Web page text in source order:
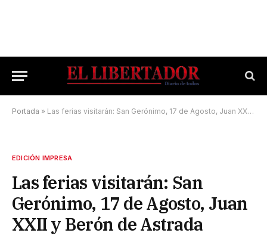
Portada » Las ferias visitarán: San Gerónimo, 17 de Agosto, Juan XXII y Berón de Astrada
EDICIÓN IMPRESA
Las ferias visitarán: San
Gerónimo, 17 de Agosto, Juan
XXII y Berón de Astrada